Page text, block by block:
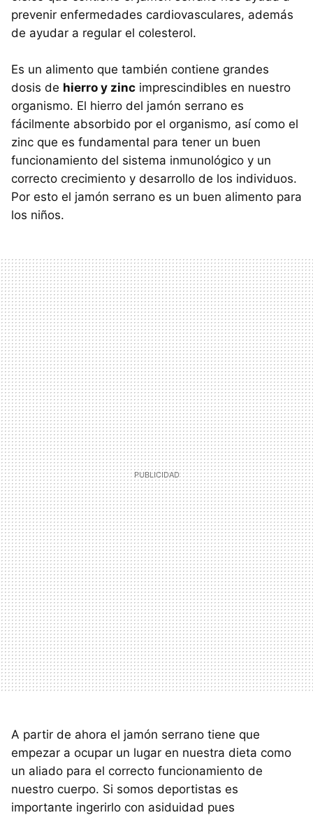
prevenir enfermedades cardiovasculares, además
de ayudar a regular el colesterol.
Es un alimento que también contiene grandes
dosis de hierro y zinc imprescindibles en nuestro
organismo. El hierro del jamón serrano es
fácilmente absorbido por el organismo, así como el
zinc que es fundamental para tener un buen
funcionamiento del sistema inmunológico y un
correcto crecimiento y desarrollo de los individuos.
Por esto el jamón serrano es un buen alimento para
los niños.
A partir de ahora el jamón serrano tiene que
empezar a ocupar un lugar en nuestra dieta como
un aliado para el correcto funcionamiento de
nuestro cuerpo. Si somos deportistas es
importante ingerirlo con asiduidad pues